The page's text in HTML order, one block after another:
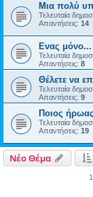
Μια πολύ
Τελευταία
Απαντήσεις: 14
Ενας μόνο...
Τελευταία
Απαντήσεις: 8
Θέλετε να
Τελευταία
Απαντήσεις: 9
Ποιος
Τελευταία
Απαντήσεις: 19
Νέο Θέμα